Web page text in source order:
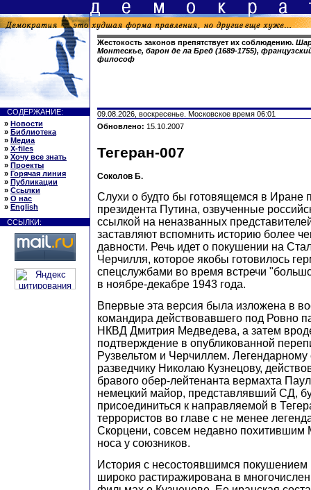
Жестокость законов препятствует их соблюдению.
Монтескье, барон де ла Бред (1689-1755),
философ
СОДЕРЖАНИЕ:
» Новости
» Библиотека
» Медиа
» X-files
» Хочу все знать
» Проекты
» Горячая линия
» Публикации
» Ссылки
» О нас
» English
ССЫЛКИ:
09.08.2026, воскресенье. Московское время 06:01
Обновлено: 15.10.2007
Тегеран-007
Соколов Б.
Слухи о будто бы готовящемся в Иране
президента Путина, озвученные
ссылкой на неназванных
заставляют вспомнить историю более
давности. Речь идет о покушении на
Черчилля, которое якобы готовилось
спецслужбами во время встречи
в ноябре-декабре 1943 года.
Впервые эта версия была изложена в
командира действовавшего под Ровно
НКВД Дмитрия Медведева, а затем
подтверждение в опубликованной
Рузвельтом и Черчиллем. Легендарному
разведчику Николаю Кузнецову,
бравого обер-лейтенанта вермахта
немецкий майор, представлявший СД,
присоединиться к направляемой в
террористов во главе с не менее
Скорцени, совсем недавно похитившим
носа у союзников.
История с несостоявшимся
широко растиражирована в